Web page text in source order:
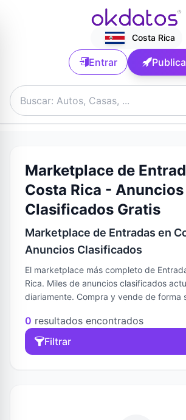
Costa Rica
Entrar
Marketplace de
Costa Rica - Anuncios
Clasificados Gratis
Marketplace de Entradas en
Anuncios Clasificados
El marketplace más completo de
Rica. Miles de anuncios clasificados
diariamente. Compra y vende de forma
0 resultados encontrados
Filtrar